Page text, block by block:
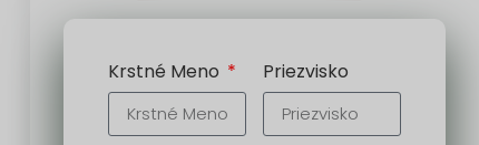
Krstné Meno Priezvisko